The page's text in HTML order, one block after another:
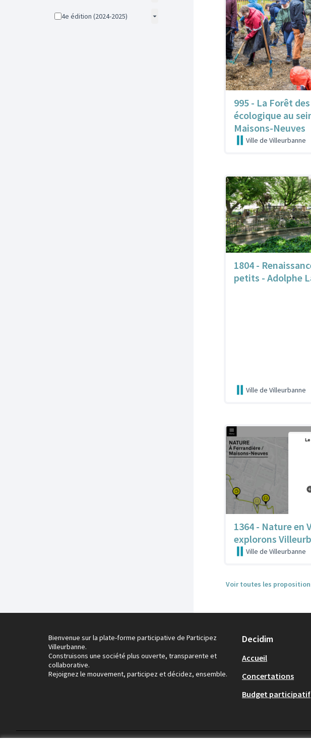
4e édition (2024-2025)
995 - La Forêt
écologique au
Maisons-Neuves
Ville de Villeurbanne
1804 -
petits - Adolphe
Ville de Villeurbanne
1364 - Nature en
explorons
Ville de Villeurbanne
Voir toutes les
Bienvenue sur la plate-forme participative de Participez
Villeurbanne.
Construisons une société plus ouverte, transparente et
collaborative.
Rejoignez le mouvement, participez et décidez, ensemble.
Decidim
Accueil
Concertations
Budget participatif